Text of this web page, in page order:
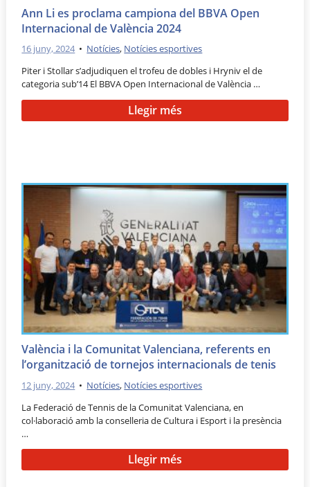
Ann Li es proclama campiona del BBVA Open
Internacional de València 2024
16 juny, 2024 • Notícies, Notícies esportives
Piter i Stollar s’adjudiquen el trofeu de dobles i Hryniv el de
categoria sub’14 El BBVA Open Internacional de València …
Llegir més
València i la Comunitat Valenciana, referents en
l’organització de tornejos internacionals de tenis
12 juny, 2024 • Notícies, Notícies esportives
La Federació de Tennis de la Comunitat Valenciana, en
col·laboració amb la conselleria de Cultura i Esport i la presència
…
Llegir més